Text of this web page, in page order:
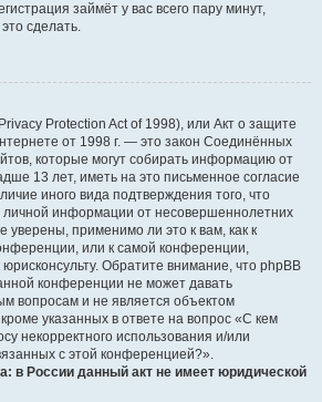
займёт у вас всего пару минут,
сделать.
Protection Act of 1998), или Акт о защите
от 1998 г. — это закон Соединённых
которые могут собирать информацию от
13 лет, иметь на это письменное согласие
иного вида подтверждения того, что
информации от несовершеннолетних
применимо ли это к вам, как к
или к самой конференции,
Обратите внимание, что phpBB
конференции не может давать
вопросам и не является объектом
указанных в ответе на вопрос «С кем
некорректного использования и/или
с этой конференцией?».
в России данный акт не имеет юридической